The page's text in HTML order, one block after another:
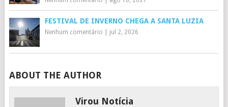
FESTIVAL DE INVERNO CHEGA A SANTA LUZIA
Nenhum comentário jul 2, 2026
ABOUT THE AUTHOR
Virou Notícia